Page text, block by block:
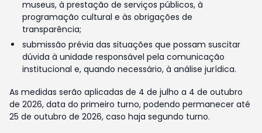
museus, à prestação de serviços públicos, à
programação cultural e às obrigações de
transparência;
submissão prévia das situações que possam suscitar
dúvida à unidade responsável pela comunicação
institucional e, quando necessário, à análise jurídica.
As medidas serão aplicadas de 4 de julho a 4 de outubro
de 2026, data do primeiro turno, podendo permanecer até
25 de outubro de 2026, caso haja segundo turno.